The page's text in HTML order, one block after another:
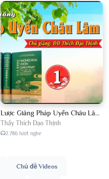
Lược Giảng Pháp Uyển Châu Lâm, Chủ giảng Đại Đức Thích Đạo Thịnh
Thầy Thích Đạo Thịnh
2.786 lượt nghe
Chủ đề Videos